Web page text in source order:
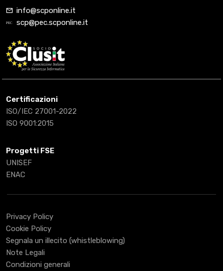
info@scponline.it
scp@pec.scponline.it
Certificazioni
ISO/IEC 27001-2022
ISO 9001:2015
Progetti FSE
UNISEF
ENAC
Privacy Policy
Cookie Policy
Segnala un illecito (whistleblowing)
Note Legali
Condizioni generali